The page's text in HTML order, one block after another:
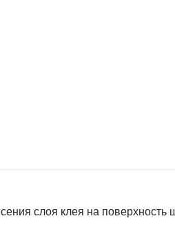
слоя клея на поверхность